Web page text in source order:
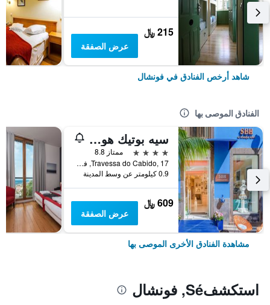
215 ﷼
عرض الصفقة
شاهد أرخص الفنادق في فونشال
الفنادق الموصى بها
سيه بوتيك هوتيل
4 نجوم
ممتاز 8.8
Travessa do Cabido, 17, فونشال, جزر ماديرا, البرتغال
0.9 كيلومتر عن وسط المدينة
609 ﷼
عرض الصفقة
مشاهدة الفنادق الأخرى الموصى بها
استكشفSé, فونشال